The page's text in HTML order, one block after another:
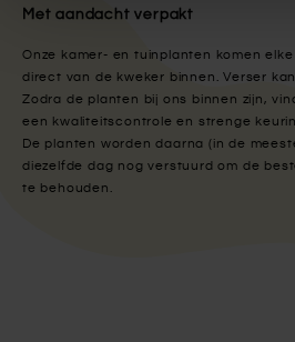
Met aandacht verpakt
Onze kamer- en tuinplanten komen
direct van de kweker binnen. Verser
Zodra de planten bij ons binnen zijn,
een kwaliteitscontrole en strenge
De planten worden daarna (in de
diezelfde dag nog verstuurd om de
te behouden.